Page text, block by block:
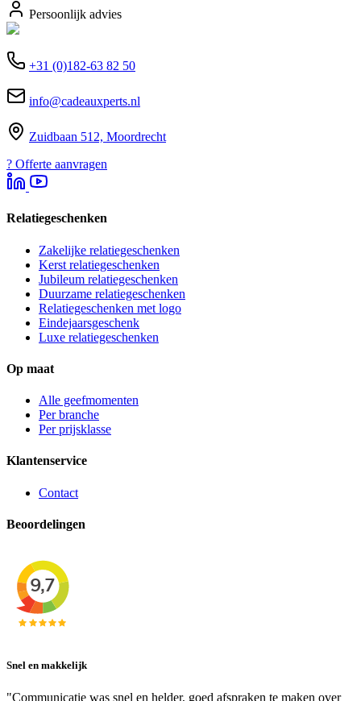
Persoonlijk advies
+31 (0)182-63 82 50
info@cadeauxperts.nl
Zuidbaan 512, Moordrecht
? Offerte aanvragen
Relatiegeschenken
Zakelijke relatiegeschenken
Kerst relatiegeschenken
Jubileum relatiegeschenken
Duurzame relatiegeschenken
Relatiegeschenken met logo
Eindejaarsgeschenk
Luxe relatiegeschenken
Op maat
Alle geefmomenten
Per branche
Per prijsklasse
Klantenservice
Contact
Beoordelingen
Snel en makkelijk
"Communicatie was snel en helder, goed afspraken te maken over